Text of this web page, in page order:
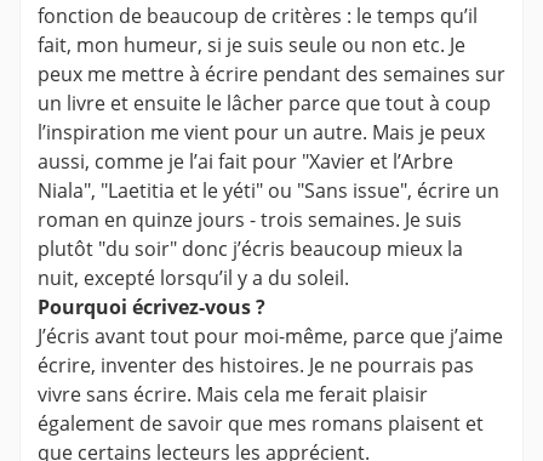
fonction de beaucoup de critères : le temps qu’il
fait, mon humeur, si je suis seule ou non etc. Je
peux me mettre à écrire pendant des semaines sur
un livre et ensuite le lâcher parce que tout à coup
l’inspiration me vient pour un autre. Mais je peux
aussi, comme je l’ai fait pour "Xavier et l’Arbre
Niala", "Laetitia et le yéti" ou "Sans issue", écrire un
roman en quinze jours - trois semaines. Je suis
plutôt "du soir" donc j’écris beaucoup mieux la
nuit, excepté lorsqu’il y a du soleil.
Pourquoi écrivez-vous ?
J’écris avant tout pour moi-même, parce que j’aime
écrire, inventer des histoires. Je ne pourrais pas
vivre sans écrire. Mais cela me ferait plaisir
également de savoir que mes romans plaisent et
que certains lecteurs les apprécient.